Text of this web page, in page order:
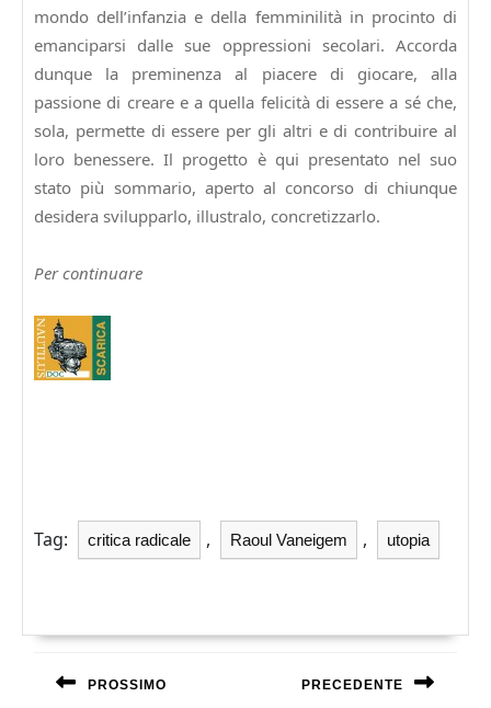
mondo dell’infanzia e della femminilità in procinto di
emanciparsi dalle sue oppressioni secolari. Accorda
dunque la preminenza al piacere di giocare, alla
passione di creare e a quella felicità di essere a sé che,
sola, permette di essere per gli altri e di contribuire al
loro benessere. Il progetto è qui presentato nel suo
stato più sommario, aperto al concorso di chiunque
desidera svilupparlo, illustralo, concretizzarlo.
Per continuare
Tag: critica radicale , Raoul Vaneigem , utopia
Navigazione
articoli
PROSSIMO PRECEDENTE